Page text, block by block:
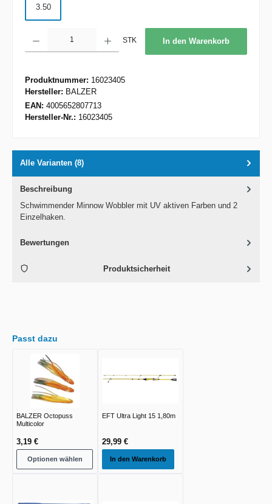
3.50
STK In den Warenkorb
Produktnummer: 16023405
Hersteller: BALZER
EAN: 4005652807713
Hersteller-Nr.: 16023405
Alle Varianten (8)
Beschreibung
Schwimmender Minnow Wobbler mit UV aktiven Farben und 2
Einzelhaken.
Bewertungen
Produktsicherheit
Passt dazu
BALZER Octopuss
Multicolor
3,19 €
Optionen wählen
EFT Ultra Light 15 1,80m
29,99 €
In den Warenkorb